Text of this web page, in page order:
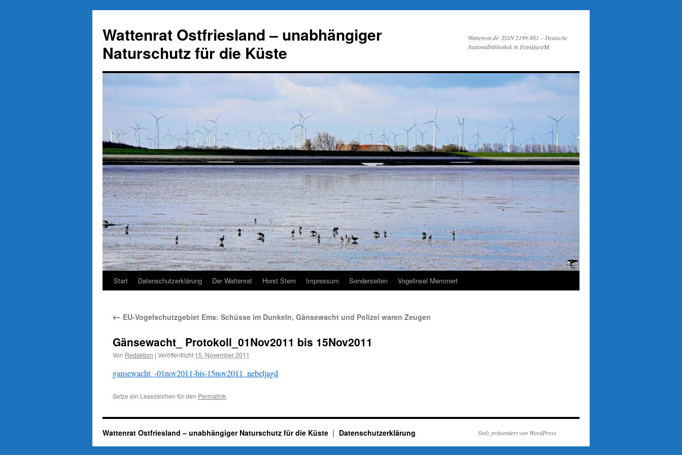
springen
Wattenrat Ostfriesland – unabhängiger
Naturschutz für die Küste
Wattenrat.de: ISSN 2199-881 – Deutsche
Nationalbibliothek in Frankfurt/M.
Start Datenschutzerklärung Der Wattenrat Horst Stern Impressum Sonderseiten Vogelinsel Memmert
← EU-Vogelschutzgebiet Ems: Schüsse im Dunkeln, Gänsewacht und Polizei waren Zeugen
Gänsewacht_ Protokoll_01Nov2011 bis 15Nov2011
Von Redaktion | Veröffentlicht 15. November 2011
gansewacht_-01nov2011-bis-15nov2011_nebeljagd
Setze ein Lesezeichen für den Permalink.
Wattenrat Ostfriesland – unabhängiger Naturschutz für die Küste Datenschutzerklärung Stolz präsentiert von WordPress.